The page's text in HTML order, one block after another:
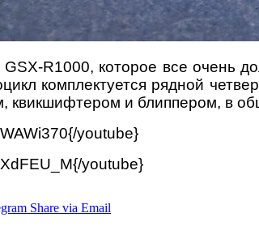
R1000, которое все очень
комплектуется рядной
квикшифтером и блиппером, в
youtube}
youtube}
Share via Email